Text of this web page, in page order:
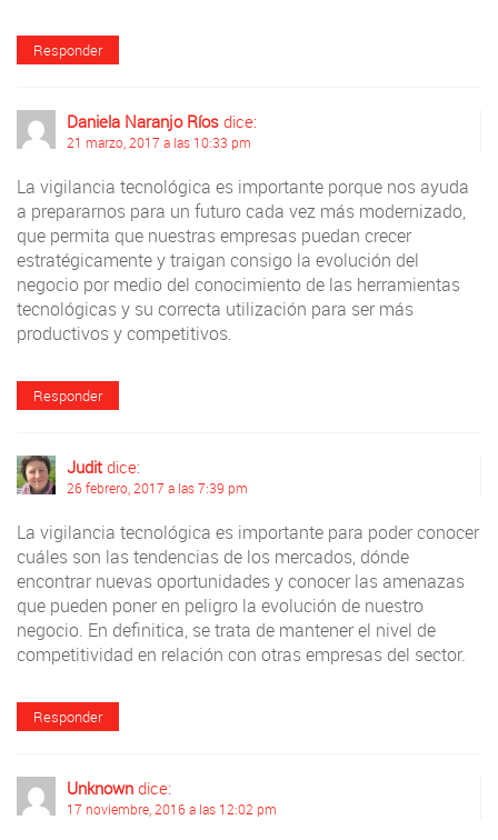
Responder
Daniela Naranjo Ríos dice:
21 marzo, 2017 a las 10:33 pm
La vigilancia tecnológica es importante porque nos ayuda
a prepararnos para un futuro cada vez más modernizado,
que permita que nuestras empresas puedan crecer
estratégicamente y traigan consigo la evolución del
negocio por medio del conocimiento de las herramientas
tecnológicas y su correcta utilización para ser más
productivos y competitivos.
Responder
Judit dice:
26 febrero, 2017 a las 7:39 pm
La vigilancia tecnológica es importante para poder conocer
cuáles son las tendencias de los mercados, dónde
encontrar nuevas oportunidades y conocer las amenazas
que pueden poner en peligro la evolución de nuestro
negocio. En definitica, se trata de mantener el nivel de
competitividad en relación con otras empresas del sector.
Responder
Unknown dice:
17 noviembre, 2016 a las 12:02 pm